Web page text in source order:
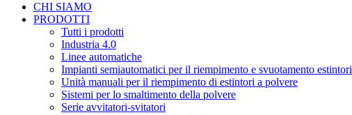
CHI SIAMO
PRODOTTI
Tutti i prodotti
Industria 4.0
Linee automatiche
Impianti semiautomatici per il riempimento e svuotamento estintori
Unità manuali per il riempimento di estintori a polvere
Sistemi per lo smaltimento della polvere
Serie avvitatori-svitatori